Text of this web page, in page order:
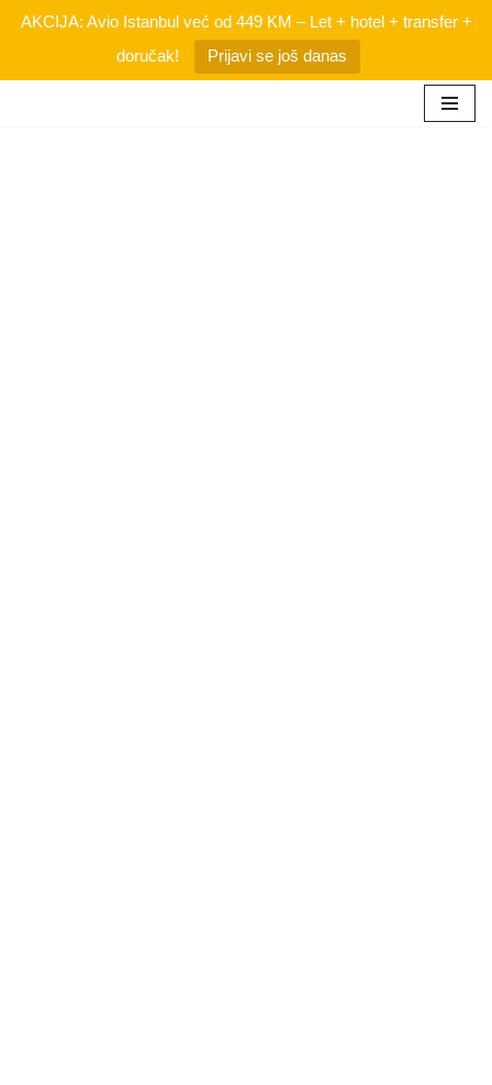
AKCIJA: Avio Istanbul već od 449 KM – Let + hotel + transfer +
doručak!
Prijavi se još danas